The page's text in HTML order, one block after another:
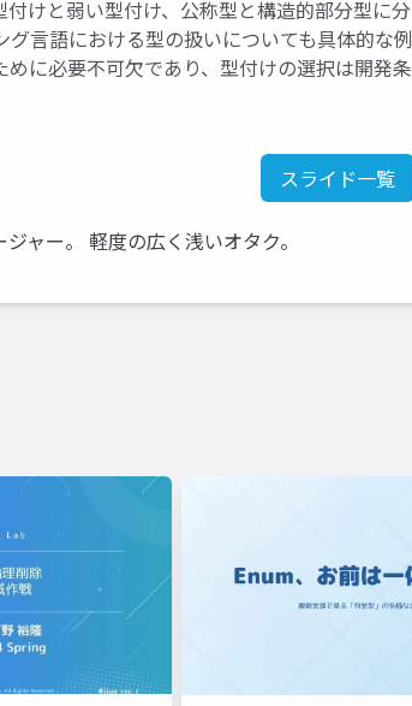
けと弱い型付け、公称型と構造的部分型に分
言語における型の扱いについても具体的な例
に必要不可欠であり、型付けの選択は開発条
スライド一覧
ャー。 軽度の広く浅いオタク。